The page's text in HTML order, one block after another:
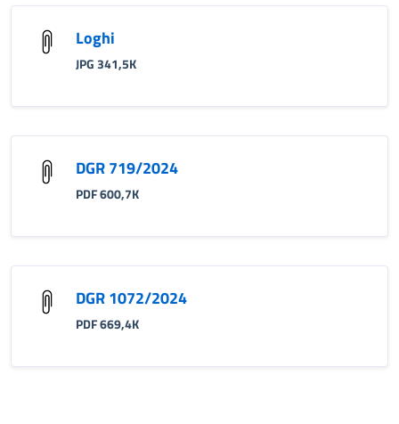
Loghi
JPG 341,5K
DGR 719/2024
PDF 600,7K
DGR 1072/2024
PDF 669,4K